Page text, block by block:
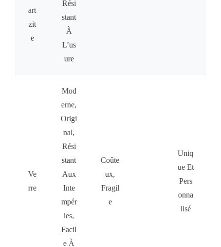
Art
Zit
E
Rési
Stant
À
L’us
Ure
Ve
Rre
Mod
Erne,
Origi
Nal,
Rési
Stant
Aux
Inte
Mpér
Ies,
Facil
E À
Coûte
Ux,
Fragil
E
Uniq
Ue Et
Pers
Onna
Lisé